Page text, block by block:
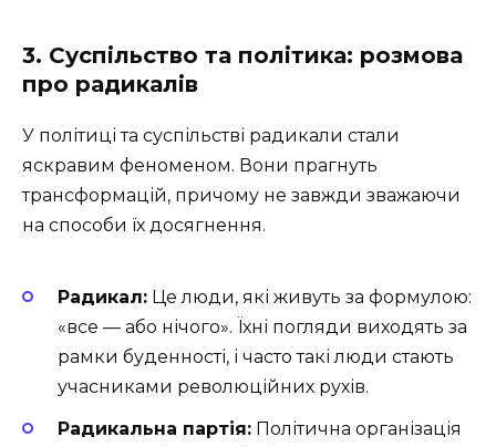
3. Суспільство та політика: розмова
про радикалів
У політиці та суспільстві радикали стали
яскравим феноменом. Вони прагнуть
трансформацій, причому не завжди зважаючи
на способи їх досягнення.
Радикал: Це люди, які живуть за формулою:
«все — або нічого». Їхні погляди виходять за
рамки буденності, і часто такі люди стають
учасниками революційних рухів.
Радикальна партія: Політична організація